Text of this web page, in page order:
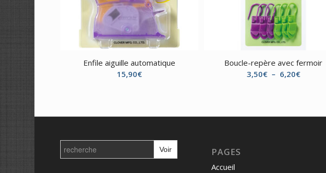
Enfile aiguille automatique
15,90€
Boucle-repère avec fermoir
3,50€ – 6,20€Plage
Search
for: PAGES
Accueil